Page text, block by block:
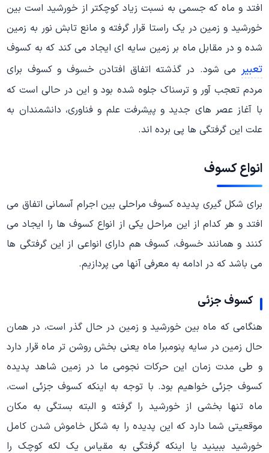
افتد و ماه که جسمی به نسبت زیاد کوچکتر از خورشید است بین
خورشید و زمین در یک راستا قرار گرفته و مانع تابش نور به زمین
شده و در مقابل ماه بر زمین سایه ای ایجاد می کند که به کسوف
تعبیر می شود. در گذشته اتفاق افتادن خسوف و کسوف برای
مردم تعجب آور و ترسناک جلوه شده بود و این در حالی است که
با آغاز عصر های جدید و پیشرفت علم و فناوری، دانشمندان به
علت این گرفتگی ها پی برده اند.
انواع کسوف
برای شکل گیری پدیده کسوف مراحلی بین اجرام آسمانی اتفاق می
افتد و هر کدام از این مراحل یکی از انواع کسوف ها را ایجاد می
کنند و همانند خسوف، کسوف هم دارای انواعی از این گرفتگی ها
می باشد که در ادامه به معرفی آنها می پردازیم.
کسوف جزئی
هنگامی که ماه بین خورشید و زمین در حال گذر است، در همان
حال زمین در سایه پنومبرا ماه یعنی بخش روشن تر ماه قرار دارد
و طی مدت زمان این حرکات نجومی ما در زمین شاهد پدیده
کسوف جزئی خواهیم بود. با توجه به اینکه کسوف جزئی است،
ماه تنها بخشی از خورشید را گرفته و البته بستگی به مکان
موقعیتی شما دارد که این پدیده را به شکل خاموش شدن کامل
خورشید ببینید یا اینکه گرفتگی به مقیاس یک لکه کوچک را